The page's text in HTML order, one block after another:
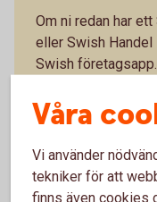
Om ni redan har
eller Swish
Swish
Se
Administrera
Hantera
Våra
Vi använder
tekniker för att
finns även cookies